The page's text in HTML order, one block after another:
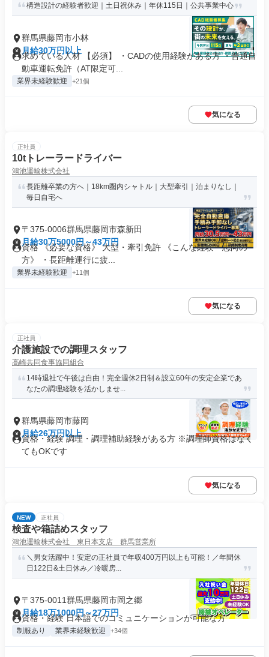
構造設計の経験者歓迎｜土日祝休み｜年休115日｜公共事業中心
群馬県藤岡市小林
月給30万円以上
求めている人材 【必須】 ・CADの使用経験がある方 ・普通自
動車運転免許（AT限定可...
業界未経験歓迎 +21個
気になる
正社員
10tトレーラードライバー
鴻池運輸株式会社
長距離卒業の方へ｜18km圏内シャトル｜大型牽引｜泊まりなし｜
毎日自宅へ
〒375-0006群馬県藤岡市森新田
月給30万5000円～43万円
資格 《必要な資格》 大型・牽引免許 《こんな経験・志向の
方》 ・長距離運行に疲...
業界未経験歓迎 +11個
気になる
正社員
介護施設での調理スタッフ
高崎共同食事協同組合
14時退社で午後は自由！完全週休2日制＆設立60年の安定企業であ
なたの調理経験を活かしませ...
群馬県藤岡市藤岡
月給26万円以上
資格・経験 調理・調理補助経験がある方 ※調理師資格はなく
てもOKです
気になる
NEW 正社員
検査や箱詰めスタッフ
鴻池運輸株式会社 東日本支店 群馬営業所
＼男女活躍中！安定の正社員で年収400万円以上も可能！／年間休
日122日&土日休み／冷暖房...
〒375-0011群馬県藤岡市岡之郷
月給18万1000円～27万円
資格・経験 日本語でのコミュニケーションが可能な方
制服あり 業界未経験歓迎 +34個